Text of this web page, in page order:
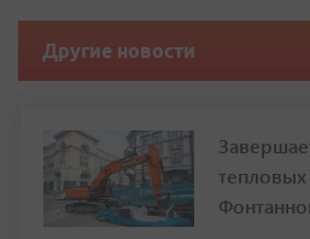
Другие новости
тепловых